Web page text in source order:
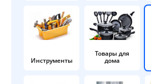
Инструменты
Товары для
дома